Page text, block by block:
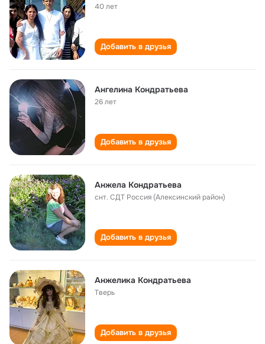
40 лет
Добавить в друзья
Ангелина Кондратьева
26 лет
Добавить в друзья
Анжела Кондратьева
снт. СДТ Россия (Алексинский район)
Добавить в друзья
Анжелика Кондратьева
Тверь
Добавить в друзья